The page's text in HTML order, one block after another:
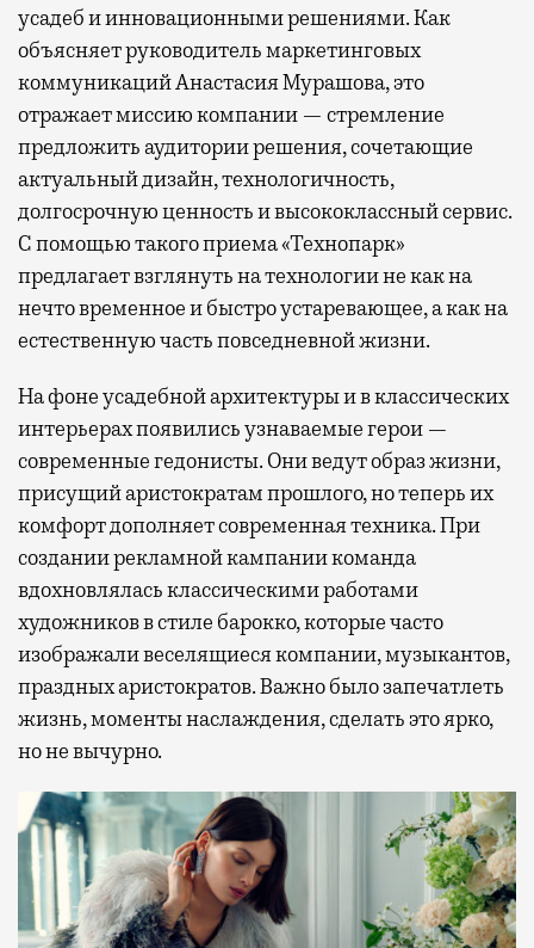
усадеб и инновационными решениями. Как
объясняет руководитель маркетинговых
коммуникаций Анастасия Мурашова, это
отражает миссию компании — стремление
предложить аудитории решения, сочетающие
актуальный дизайн, технологичность,
долгосрочную ценность и высококлассный сервис.
С помощью такого приема «Технопарк»
предлагает взглянуть на технологии не как на
нечто временное и быстро устаревающее, а как на
естественную часть повседневной жизни.
На фоне усадебной архитектуры и в классических
интерьерах появились узнаваемые герои —
современные гедонисты. Они ведут образ жизни,
присущий аристократам прошлого, но теперь их
комфорт дополняет современная техника. При
создании рекламной кампании команда
вдохновлялась классическими работами
художников в стиле барокко, которые часто
изображали веселящиеся компании, музыкантов,
праздных аристократов. Важно было запечатлеть
жизнь, моменты наслаждения, сделать это ярко,
но не вычурно.